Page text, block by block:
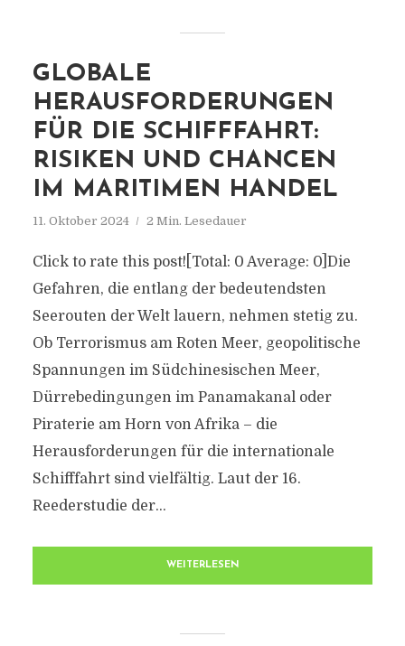
GLOBALE
HERAUSFORDERUNGEN
FÜR DIE SCHIFFFAHRT:
RISIKEN UND CHANCEN
IM MARITIMEN HANDEL
11. Oktober 2024 2 Min. Lesedauer
Click to rate this post![Total: 0 Average: 0]Die
Gefahren, die entlang der bedeutendsten
Seerouten der Welt lauern, nehmen stetig zu.
Ob Terrorismus am Roten Meer, geopolitische
Spannungen im Südchinesischen Meer,
Dürrebedingungen im Panamakanal oder
Piraterie am Horn von Afrika – die
Herausforderungen für die internationale
Schifffahrt sind vielfältig. Laut der 16.
Reederstudie der...
WEITERLESEN